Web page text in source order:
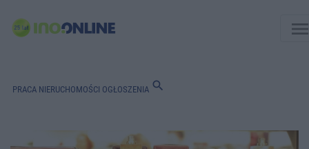
PRACA NIERUCHOMOŚCI OGŁOSZENIA search